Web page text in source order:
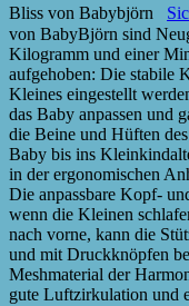
Bliss von Babybjörn
von BabyBjörn sind
Kilogramm und einer
aufgehoben: Die stabile
Kleines eingestellt
das Baby anpassen und
die Beine und Hüften
Baby bis ins
in der ergonomischen
Die anpassbare Kopf-
wenn die Kleinen
nach vorne, kann die
und mit Druckknöpfen
Meshmaterial der
gute Luftzirkulation und